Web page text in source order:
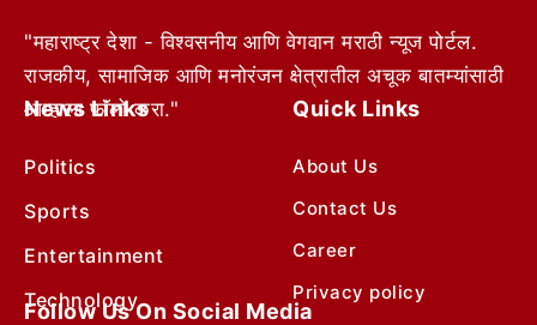
"महाराष्ट्र देशा - विश्वसनीय आणि वेगवान मराठी न्यूज पोर्टल.
राजकीय, सामाजिक आणि मनोरंजन क्षेत्रातील अचूक बातम्यांसाठी
आम्हाला फॉलो करा."
News Links
Politics
Sports
Entertainment
Technology
Quick Links
About Us
Contact Us
Career
Privacy policy
Follow Us On Social Media